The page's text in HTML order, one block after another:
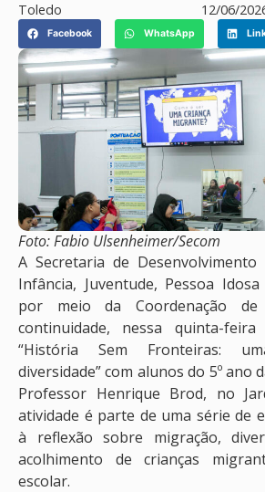
Toledo
12/06/
Facebook WhatsApp
Foto: Fabio Ulsenheimer/Secom
A Secretaria de Desenvolvimento
Infância, Juventude, Pessoa Idosa
por meio da Coordenação de
continuidade, nessa quinta-
“História Sem Fronteiras:
diversidade” com alunos do 5º ano
Professor Henrique Brod, no
atividade é parte de uma série de
à reflexão sobre migração,
acolhimento de crianças
escolar.